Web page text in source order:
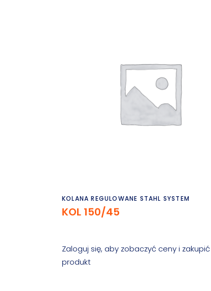
Czytaj dalej
KOLANA REGULOWANE STAHL SYSTEM
KOL 150/45
Zaloguj się, aby zobaczyć ceny i zakupić
produkt